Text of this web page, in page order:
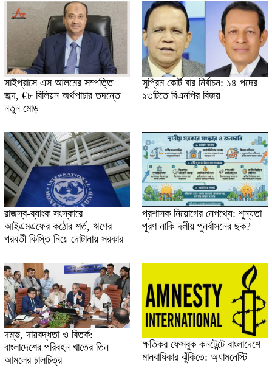
সাইপ্রাসে এস আলমের সম্পত্তি
জব্দ, €৮ বিলিয়ন অর্থপাচার তদন্তে
নতুন মোড়
সুপ্রিম কোর্ট বার নির্বাচন: ১৪ পদের
১৩টিতে বিএনপির বিজয়
রাজস্ব-ব্যাংক সংস্কারে
আইএমএফের কঠোর শর্ত, ঋণের
পরবর্তী কিস্তি নিয়ে দোটানায় সরকার
প্রশাসক নিয়োগের নেপথ্যে: শূন্যতা
পূরণ নাকি দলীয় পুনর্বাসনের ছক?
দম্ভ, দায়বদ্ধতা ও বিতর্ক:
বাংলাদেশের পরিবহন খাতের তিন
আমলের চালচিত্র
ক্ষতিকর ফেসবুক কনটেন্টে বাংলাদেশে
মানবাধিকার ঝুঁকিতে: অ্যামনেস্টি